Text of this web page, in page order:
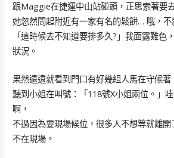
跟Maggie在捷運中山站碰頭，正思索著要
她忽然問起附近有一家有名的鬆餅… 哦，不
「這時候去不知道要排多久?」我面露難色
狀況。
果然遠遠就看到門口有好幾組人馬在守候著
聽到小姐在叫號：「118號X小姐兩位。」
啊，
不過因為要現場候位，很多人不想等就離
不在現場。